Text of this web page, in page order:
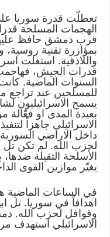
تعطلّت قدرة سوريا
الهجمات المسلحة
قرب دمشق حافظ
بمؤازرة تقنية
واللاذقية. استغلت
قدرات الجيش،
السنوات الماضية.
للمسلحين عند تراجع
يسمح الاسرائيليون
بعيدة المدى او فعّالة
الاسرائيلي جاهزاً
داخل الاراضي
لحزب الله. لم تكن
الأسلحة الثقيلة
يغيّر موازين القوى
في الساعات الماضية
اهدافاً في سوريا. تل
وقوافل لحزب الله.
الاسرائيلي استهدف